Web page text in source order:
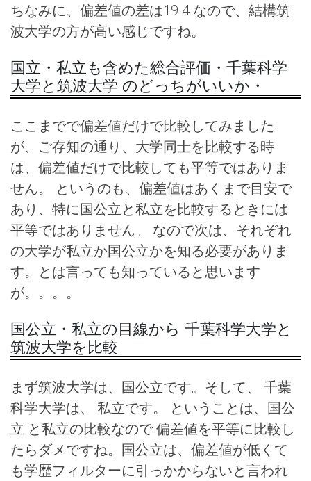
ちなみに、偏差値の差は19.4 なので、結構筑
波大学の方が高い感じですね。
国立・私立も含めた総合評価・千葉科学
大学と筑波大学 のどっちがいいか・
ここまでで偏差値だけで比較してみました
が、ご存知の通り、大学同士を比較する時
は、偏差値だけで比較しても平等ではありま
せん。 というのも、偏差値はあくまで目安で
あり、特に国公立と私立を比較するときには
平等ではありません。 なので次は、それぞれ
の大学が私立か国公立かを知る必要がありま
す。とは言っても知っていると思います
が。。。。
国公立・私立の目線から 千葉科学大学と
筑波大学を比較
まず筑波大学は、国公立です。そして、 千葉
科学大学は、 私立です。 ということは、国公
立 と私立の比較なので 偏差値を平等に比較し
たらダメですね。国公立は、偏差値が低くて
も学歴フィルターに引っかからないと言われ